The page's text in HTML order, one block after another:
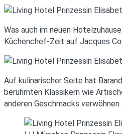
Was auch im neuen
Küchenchef-Zeit auf Jacques
Auf kulinarischer Seite hat
berühmten Klassikern wie
anderen Geschmacks